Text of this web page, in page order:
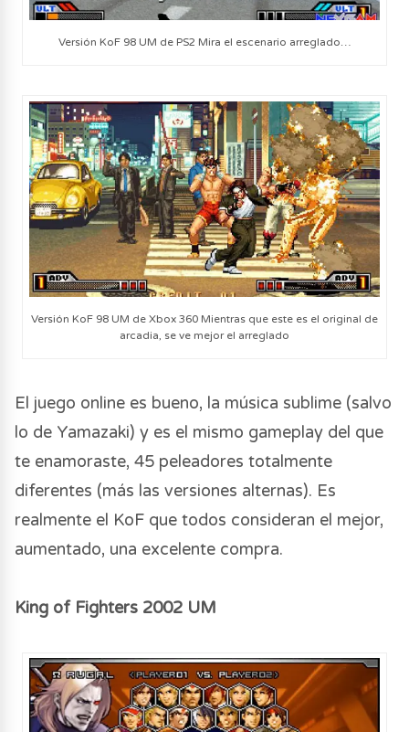
Versión KoF 98 UM de PS2 Mira el escenario arreglado…
Versión KoF 98 UM de Xbox 360 Mientras que este es el original de
arcadia, se ve mejor el arreglado
El juego online es bueno, la música sublime (salvo
lo de Yamazaki) y es el mismo gameplay del que
te enamoraste, 45 peleadores totalmente
diferentes (más las versiones alternas). Es
realmente el KoF que todos consideran el mejor,
aumentado, una excelente compra.
King of Fighters 2002 UM